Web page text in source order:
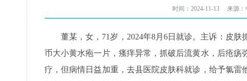
时间：2024-11-13 来源：
董某，女，71岁，2024年8月6日就诊。主诉：皮
币大小黄水疱一片，瘙痒异常，抓破后流黄水，后疮
疗，但病情日益加重，去县医院皮肤科就诊，给予氯雷